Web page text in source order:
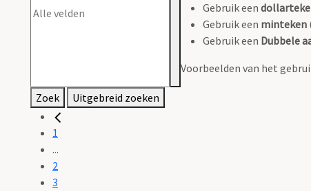
Gebruik een
Gebruik een minteken
Gebruik een Dubbele
Voorbeelden van het
Zoek Uitgebreid zoeken
1
...
2
3